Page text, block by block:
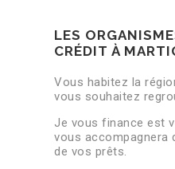
LES
CRÉDIT À
Vous habitez la
vous souhaitez
Je vous finance est
vous accompagnera
de vos prêts.